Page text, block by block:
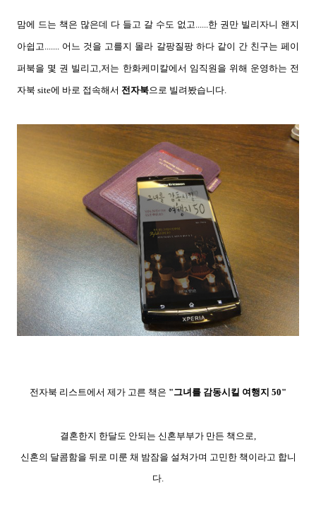
맘에 드는 책은 많은데 다 들고 갈 수도 없고......한 권만 빌리자니 왠지
아쉽고....... 어느 것을 고를지 몰라 갈팡질팡 하다 같이 간 친구는 페이
퍼북을 몇 권 빌리고, 저는 한화케미칼에서 임직원을 위해 운영하는 전
자북 site에 바로 접속해서 전자북으로 빌려봤습니다.
전자북 리스트에서 제가 고른 책은 "그녀를 감동시킬 여행지 50"
결혼한지 한달도 안되는 신혼부부가 만든 책으로,
신혼의 달콤함을 뒤로 미룬 채 밤잠을 설쳐가며 고민한 책이라고 합니
다.